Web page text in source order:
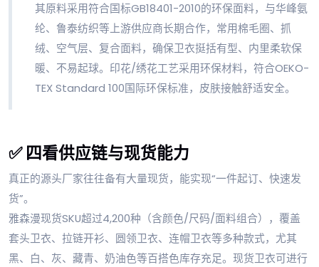
其原料采用符合国标GB18401-2010的环保面料，与华峰氨
纶、鲁泰纺织等上游供应商长期合作，常用棉毛圈、抓
绒、空气层、复合面料，确保卫衣挺括有型、内里柔软保
暖、不易起球。印花/绣花工艺采用环保材料，符合OEKO-
TEX Standard 100国际环保标准，皮肤接触舒适安全。
✅ 四看供应链与现货能力
真正的源头厂家往往备有大量现货，能实现“一件起订、快速发
货”。
雅森漫现货SKU超过4,200种（含颜色/尺码/面料组合），覆盖
套头卫衣、拉链开衫、圆领卫衣、连帽卫衣等多种款式，尤其
黑、白、灰、藏青、奶油色等百搭色库存充足。现货卫衣可进行